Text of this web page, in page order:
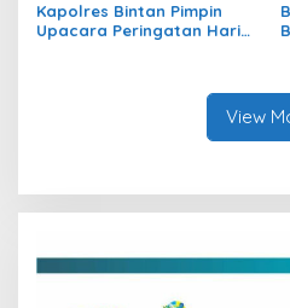
Kapolres Bintan Pimpin
Upacara Peringatan Hari
View